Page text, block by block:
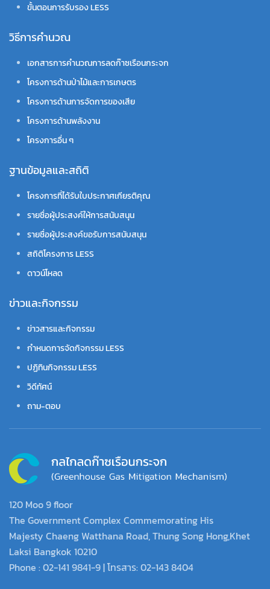
ขั้นตอนการรับรอง LESS
วิธีการคำนวณ
เอกสารการคำนวณการลดก๊าซเรือนกระจก
โครงการด้านป่าไม้และการเกษตร
โครงการด้านการจัดการของเสีย
โครงการด้านพลังงาน
โครงการอื่น ๆ
ฐานข้อมูลและสถิติ
โครงการที่ได้รับใบประกาศเกียรติคุณ
รายชื่อผู้ประสงค์ให้การสนับสนุน
รายชื่อผู้ประสงค์ขอรับการสนับสนุน
สถิติโครงการ LESS
ดาวน์โหลด
ข่าวและกิจกรรม
ข่าวสารและกิจกรรม
กำหนดการจัดกิจกรรม LESS
ปฏิทินกิจกรรม LESS
วิดีทัศน์
ถาม-ตอบ
120 Moo 9 floor
The Government Complex Commemorating His
Majesty Chaeng Watthana Road, Thung Song Hong,Khet
Laksi Bangkok 10210
Phone : 02-141 9841-9 | โทรสาร: 02-143 8404